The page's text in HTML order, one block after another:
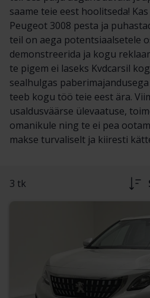
saame teie eest hoolitseda!
Peugeot 3008 pesta ja
teil on aega potentsiaalsetele
demonstreerida ja kogu
te pigem ei laseks Kvdcarsil
sealhulgas
teeb kogu töö teie eest ära.
usaldusväärse ülevaatuse,
omanikule ning te ei pea
makse turvaliselt ja kiiresti
3 tk